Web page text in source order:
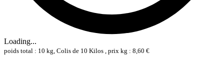
Loading...
poids total : 10 kg, Colis de 10 Kilos , prix kg : 8,60 €